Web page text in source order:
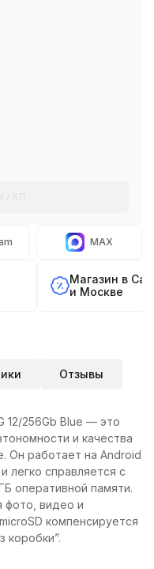
MAX
Магазин в
и Москве
Отзывы
12/256Gb Blue — это
и качества
Он работает на Android
легко справляется с
оперативной памяти.
фото, видео и
компенсируется
коробки”.